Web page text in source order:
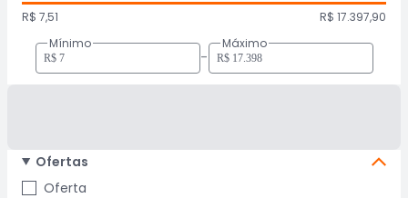
R$ 7,51
R$ 17.397,90
Mínimo
-
Máximo
Ofertas
Oferta